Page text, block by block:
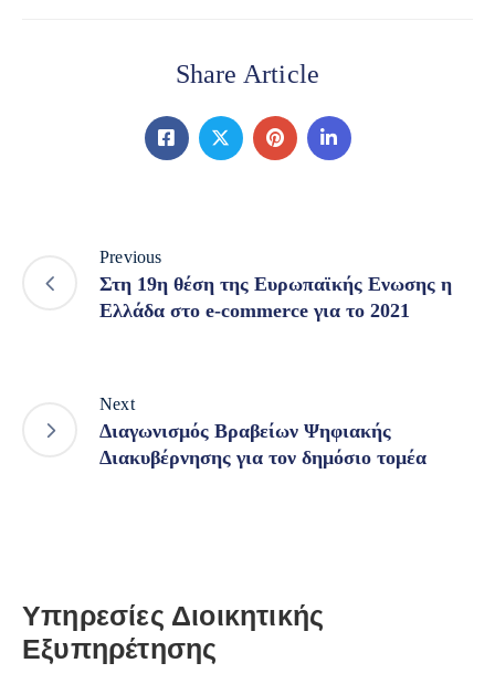
Share Article
Previous
Στη 19η θέση της Ευρωπαϊκής Ενωσης η
Ελλάδα στο e-commerce για το 2021
Next
Διαγωνισμός Βραβείων Ψηφιακής
Διακυβέρνησης για τον δημόσιο τομέα
Υπηρεσίες Διοικητικής
Εξυπηρέτησης